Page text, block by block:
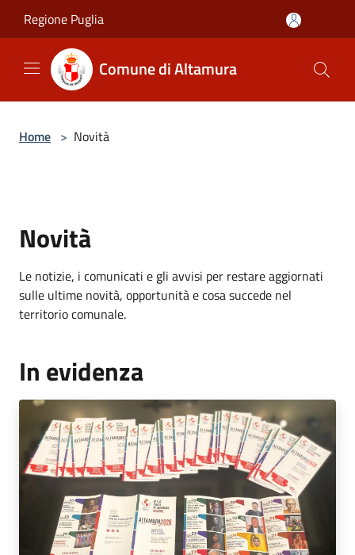
Regione Puglia
Comune di Altamura
Home > Novità
Novità
Le notizie, i comunicati e gli avvisi per restare aggiornati
sulle ultime novità, opportunità e cosa succede nel
territorio comunale.
In evidenza